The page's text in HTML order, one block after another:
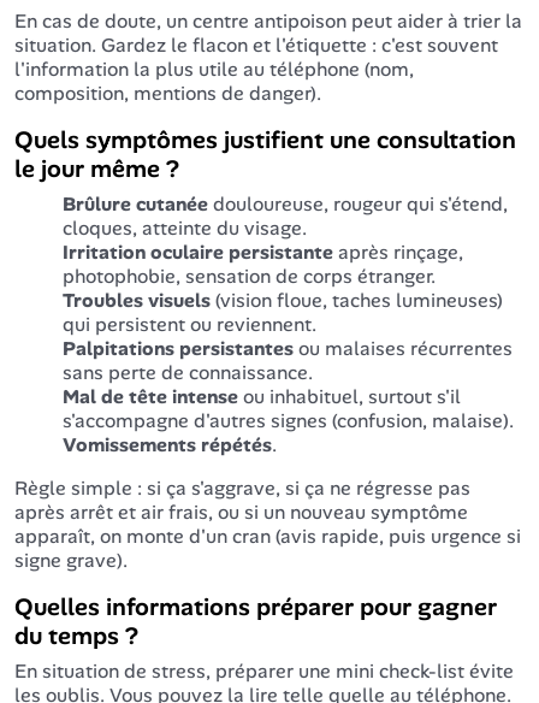
En cas de doute, un centre antipoison peut aider à trier la
situation. Gardez le flacon et l'étiquette : c'est souvent
l'information la plus utile au téléphone (nom,
composition, mentions de danger).
Quels symptômes justifient une consultation
le jour même ?
Brûlure cutanéedouloureuse, rougeur qui s'étend,
cloques, atteinte du visage.
Irritation oculaire persistanteaprès rinçage,
photophobie, sensation de corps étranger.
Troubles visuels(vision floue, taches lumineuses)
qui persistent ou reviennent.
Palpitations persistantesou malaises récurrentes
sans perte de connaissance.
Mal de tête intenseou inhabituel, surtout s'il
s'accompagne d'autres signes (confusion, malaise).
Vomissements répétés.
Règle simple : si ça s'aggrave, si ça ne régresse pas
après arrêt et air frais, ou si un nouveau symptôme
apparaît, on monte d'un cran (avis rapide, puis urgence si
signe grave).
Quelles informations préparer pour gagner
du temps ?
En situation de stress, préparer une mini check-list évite
les oublis. Vous pouvez la lire telle quelle au téléphone.